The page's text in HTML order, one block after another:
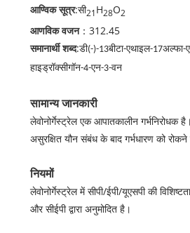
आण्विक सूत्र:सी21 H28O2
आणविक वजन：312.45
समानार्थी शब्द:डी(-)-13बीटा-एथाइल-17अल्फा-
हाइड्रॉक्सीगॉन-4-एन-3-वन
सामान्य जानकारी
लेवोनोर्गेस्ट्रेल एक आपातकालीन गर्भनिरोधक
असुरक्षित यौन संबंध के बाद गर्भधारण को
नियमों
लेवोनोर्गेस्ट्रेल में सीपी/ईपी/यूएसपी की
और सीईपी द्वारा अनुमोदित है।